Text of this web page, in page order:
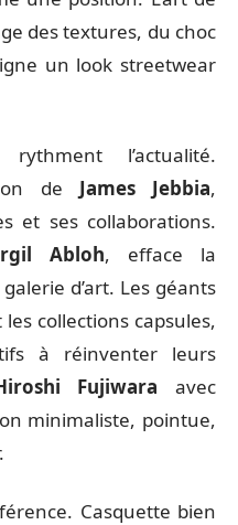
des textures, du choc
un look streetwear
l’actualité.
de James Jebbia,
et ses collaborations.
Abloh, efface la
d’art. Les géants
collections capsules,
à réinventer leurs
Fujiwara avec
minimaliste, pointue,
Casquette bien